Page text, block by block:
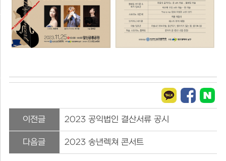
이전글 2023 공익법인 결산서류 공시
다음글 2023 송년렉쳐 콘서트